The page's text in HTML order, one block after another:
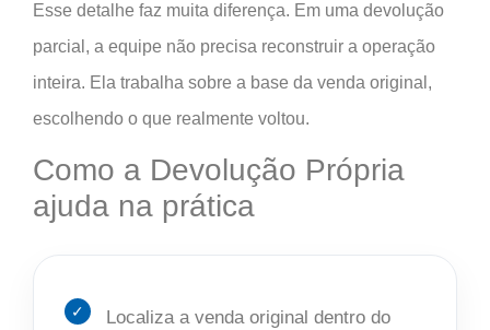
Esse detalhe faz muita diferença. Em uma devolução
parcial, a equipe não precisa reconstruir a operação
inteira. Ela trabalha sobre a base da venda original,
escolhendo o que realmente voltou.
Como a Devolução Própria
ajuda na prática
Localiza a venda original dentro do